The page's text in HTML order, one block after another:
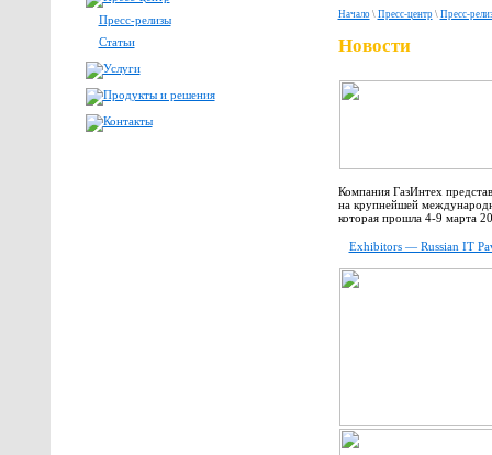
Пресс-релизы
Статьи
Начало\ Пресс-центр\ Пресс-
Новости
Компания ГазИнтех
на крупнейшей
которая прошла 4-9 марта
Exhibitors — Russian IT